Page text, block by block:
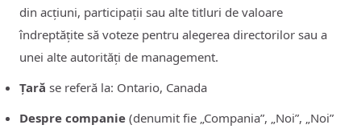
din acțiuni, participații sau alte titluri de valoare
îndreptățite să voteze pentru alegerea directorilor sau a
unei alte autorități de management.
Țară se referă la: Ontario, Canada
Despre companie (denumit fie „Compania”, „Noi”, „Noi”